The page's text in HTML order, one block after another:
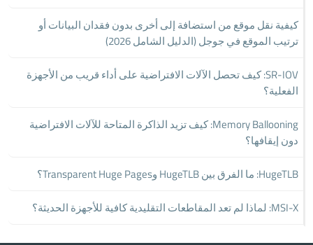
كيفية نقل موقع من استضافة إلى أخرى بدون فقدان البيانات أو
ترتيب الموقع في جوجل (الدليل الشامل 2026)
SR-IOV: كيف تحصل الآلات الافتراضية على أداء قريب من الأجهزة
الفعلية؟
Memory Ballooning: كيف تزيد الذاكرة المتاحة للآلات الافتراضية
دون إيقافها؟
HugeTLB: ما الفرق بين HugeTLB وTransparent Huge Pages؟
MSI-X: لماذا لم تعد المقاطعات التقليدية كافية للأجهزة الحديثة؟